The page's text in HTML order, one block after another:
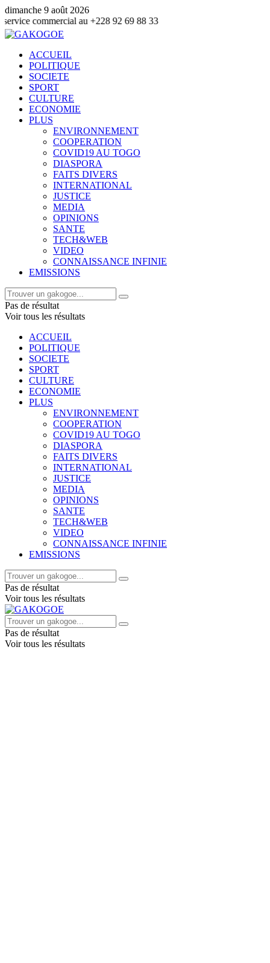
dimanche 9 août 2026
au +228 92 69 88 33
ACCUEIL
POLITIQUE
SOCIETE
SPORT
CULTURE
ECONOMIE
PLUS
ENVIRONNEMENT
COOPERATION
COVID19 AU TOGO
DIASPORA
FAITS DIVERS
INTERNATIONAL
JUSTICE
MEDIA
OPINIONS
SANTE
TECH&WEB
VIDEO
CONNAISSANCE INFINIE
EMISSIONS
Pas de résultat
Voir tous les résultats
ACCUEIL
POLITIQUE
SOCIETE
SPORT
CULTURE
ECONOMIE
PLUS
ENVIRONNEMENT
COOPERATION
COVID19 AU TOGO
DIASPORA
FAITS DIVERS
INTERNATIONAL
JUSTICE
MEDIA
OPINIONS
SANTE
TECH&WEB
VIDEO
CONNAISSANCE INFINIE
EMISSIONS
Pas de résultat
Voir tous les résultats
Pas de résultat
Voir tous les résultats